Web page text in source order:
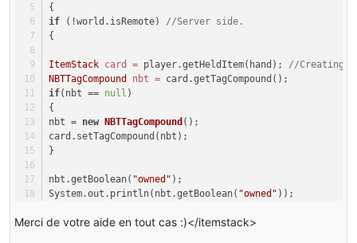
{
if (!world.isRemote) //Server side.
{
ItemStack card = player.getHeldItem(hand); //Creating
NBTTagCompound
nbt = card.getTagCompound();
if(nbt == null )
{
nbt = new NBTTagCompound ();
card.setTagCompound(nbt);
}
nbt.getBoolean( "owned" );
System.out.println(nbt.getBoolean( "owned" ));
{
Merci de votre aide en tout cas :)</itemstack>